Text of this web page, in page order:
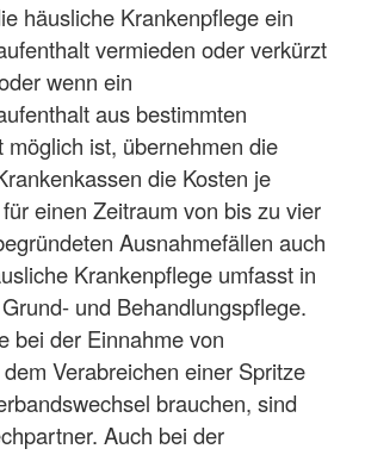
häusliche Krankenpflege ein
vermieden oder verkürzt
wenn ein
aus bestimmten
möglich ist, übernehmen die
die Kosten je
einen Zeitraum von bis zu vier
Ausnahmefällen auch
Krankenpflege umfasst in
und Behandlungspflege.
bei der Einnahme von
Verabreichen einer Spritze
brauchen, sind
Auch bei der